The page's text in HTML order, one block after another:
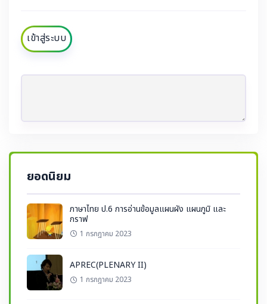
เข้าสู่ระบบ
ยอดนิยม
ภาษาไทย ป.6 การอ่านข้อมูลแผนผัง แผนภูมิ และ
กราฟ
1 กรกฎาคม 2023
APREC(PLENARY II)
1 กรกฎาคม 2023